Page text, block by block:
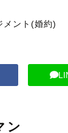
メント(婚約)
ン